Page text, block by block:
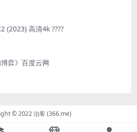
(2023) 高清4k ????
博弈》百度云网
© 2022 泊客 (366.me)